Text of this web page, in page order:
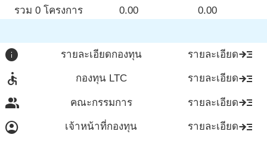
รวม 0 โครงการ
0.00 0.00
info รายละเอียดกองทุน รายละเอียดread_more
accessible
กองทุน LTC รายละเอียดread_more
group
คณะกรรมการ รายละเอียดread_more
account_circle
เจ้าหน้าที่กองทุน รายละเอียดread_more